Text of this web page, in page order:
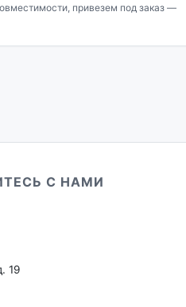
привезем под заказ —
С НАМИ
19